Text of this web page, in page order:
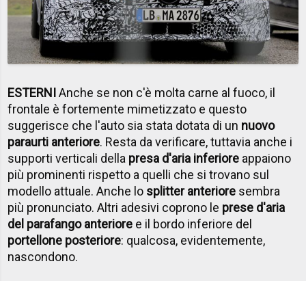
ESTERNIAnche se non c'è molta carne al fuoco, il
frontale è fortemente mimetizzato e questo
suggerisce che l'auto sia stata dotata di un nuovo
paraurti anteriore. Resta da verificare, tuttavia anche i
supporti verticali della presa d'aria inferiore appaiono
più prominenti rispetto a quelli che si trovano sul
modello attuale. Anche lo splitter anteriore sembra
più pronunciato. Altri adesivi coprono le prese d'aria
del parafango anteriore e il bordo inferiore del
portellone posteriore: qualcosa, evidentemente,
nascondono.